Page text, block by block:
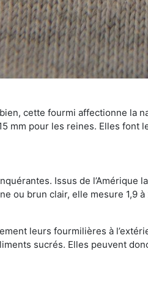
cette fourmi affectionne la
mm pour les reines. Elles font
Issus de l’Amérique
ou brun clair, elle mesure 1,9
leurs fourmilières à
sucrés. Elles peuvent